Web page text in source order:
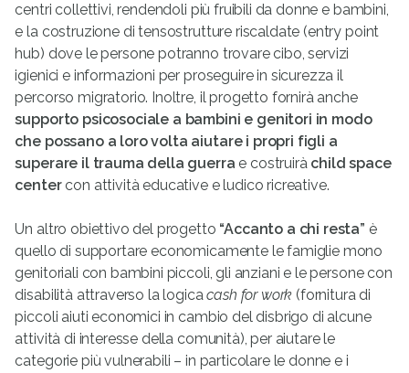
centri collettivi, rendendoli più fruibili da donne e bambini,
e la costruzione di tensostrutture riscaldate (entry point
hub) dove le persone potranno trovare cibo, servizi
igienici e informazioni per proseguire in sicurezza il
percorso migratorio. Inoltre, il progetto fornirà anche
supporto psicosociale a bambini e genitori in modo
che possano a loro volta aiutare i propri figli a
superare il trauma della guerra e costruirà child space
centercon attività educative e ludico ricreative.
Un altro obiettivo del progetto “Accanto a chi resta” è
quello di supportare economicamente le famiglie mono
genitoriali con bambini piccoli, gli anziani e le persone con
disabilità attraverso la logicacash for work (fornitura di
piccoli aiuti economici in cambio del disbrigo di alcune
attività di interesse della comunità), per aiutare le
categorie più vulnerabili – in particolare le donne e i